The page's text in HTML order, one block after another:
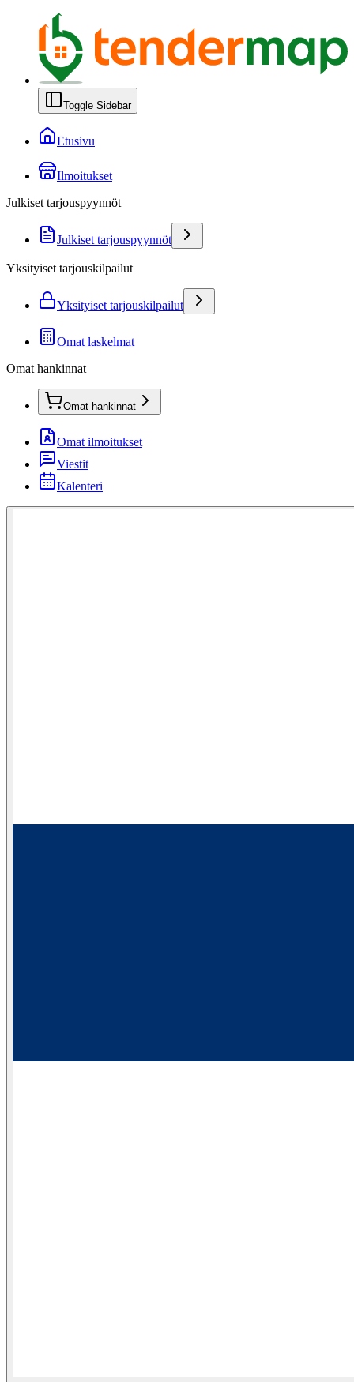
Toggle Sidebar
Etusivu
Ilmoitukset
Julkiset tarjouspyynnöt
Julkiset tarjouspyynnöt
Yksityiset tarjouskilpailut
Yksityiset tarjouskilpailut
Omat laskelmat
Omat hankinnat
Omat hankinnat
Omat ilmoitukset
Viestit
Kalenteri